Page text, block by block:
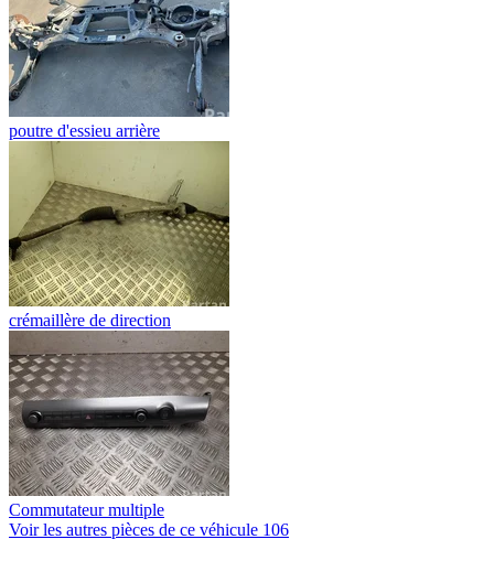
poutre d'essieu arrière
crémaillère de direction
Commutateur multiple
Voir les autres pièces de ce véhicule 106